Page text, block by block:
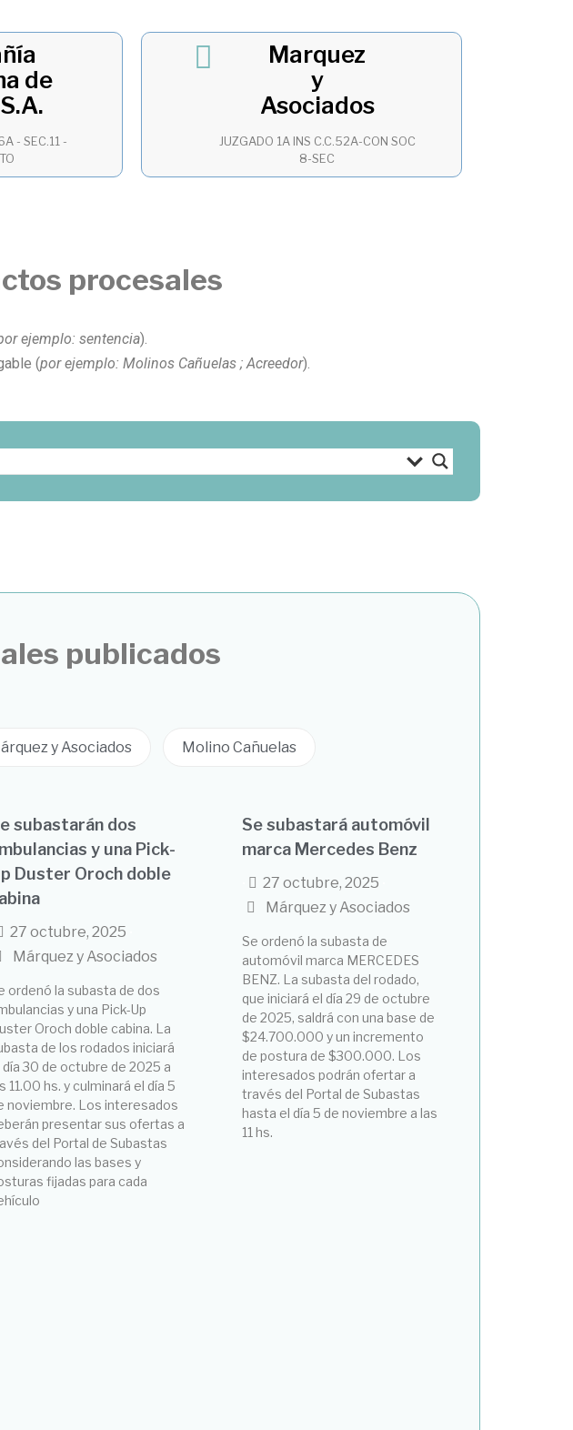
de
- SEC.11 -
Marquez
y
Asociados
JUZGADO 1A INS C.C.52A-CON SOC
8-SEC
procesales
ejemplo: sentencia).
(por ejemplo: Molinos Cañuelas ; Acreedor).
publicados
y Asociados Molino Cañuelas
subastarán dos
y una Pick-
Duster Oroch doble
27 octubre, 2025
Márquez y Asociados
ordenó la subasta de dos
y una Pick-Up
Oroch doble cabina. La
de los rodados iniciará
día 30 de octubre de 2025 a
11.00 hs. y culminará el día 5
noviembre. Los interesados
presentar sus ofertas a
del Portal de Subastas
las bases y
fijadas para cada
Se subastará automóvil
marca Mercedes Benz
27 octubre, 2025
Márquez y Asociados
Se ordenó la subasta de
automóvil marca MERCEDES
BENZ. La subasta del rodado,
que iniciará el día 29 de octubre
de 2025, saldrá con una base de
$24.700.000 y un incremento
de postura de $300.000. Los
interesados podrán ofertar a
través del Portal de Subastas
hasta el día 5 de noviembre a las
11 hs.